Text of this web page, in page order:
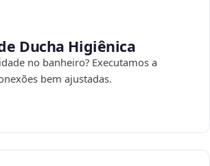
Ducha Higiênica
no banheiro? Executamos a
bem ajustadas.